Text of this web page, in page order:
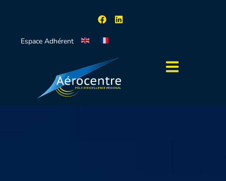
Espace Adhérent